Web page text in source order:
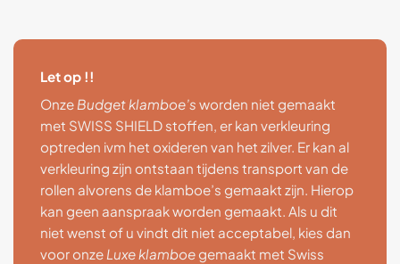
Let op !!
Onze Budget klamboe’s worden niet gemaakt
met SWISS SHIELD stoffen, er kan verkleuring
optreden ivm het oxideren van het zilver. Er kan al
verkleuring zijn ontstaan tijdens transport van de
rollen alvorens de klamboe’s gemaakt zijn. Hierop
kan geen aanspraak worden gemaakt. Als u dit
niet wenst of u vindt dit niet acceptabel, kies dan
voor onze Luxe klamboegemaakt met Swiss